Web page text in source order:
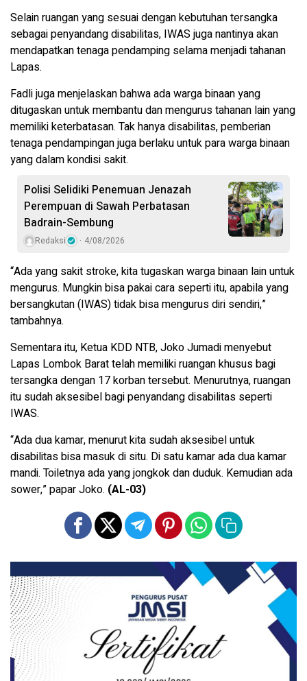
Selain ruangan yang sesuai dengan kebutuhan tersangka
sebagai penyandang disabilitas, IWAS juga nantinya akan
mendapatkan tenaga pendamping selama menjadi tahanan
Lapas.
Fadli juga menjelaskan bahwa ada warga binaan yang
ditugaskan untuk membantu dan mengurus tahanan lain yang
memiliki keterbatasan. Tak hanya disabilitas, pemberian
tenaga pendampingan juga berlaku untuk para warga binaan
yang dalam kondisi sakit.
Polisi Selidiki Penemuan Jenazah
Perempuan di Sawah Perbatasan
Badrain-Sembung
Redaksi 4/08/2026
“Ada yang sakit stroke, kita tugaskan warga binaan lain untuk
mengurus. Mungkin bisa pakai cara seperti itu, apabila yang
bersangkutan (IWAS) tidak bisa mengurus diri sendiri,”
tambahnya.
Sementara itu, Ketua KDD NTB, Joko Jumadi menyebut
Lapas Lombok Barat telah memiliki ruangan khusus bagi
tersangka dengan 17 korban tersebut. Menurutnya, ruangan
itu sudah aksesibel bagi penyandang disabilitas seperti
IWAS.
“Ada dua kamar, menurut kita sudah aksesibel untuk
disabilitas bisa masuk di situ. Di satu kamar ada dua kamar
mandi. Toiletnya ada yang jongkok dan duduk. Kemudian ada
sower,” papar Joko. (AL-03)